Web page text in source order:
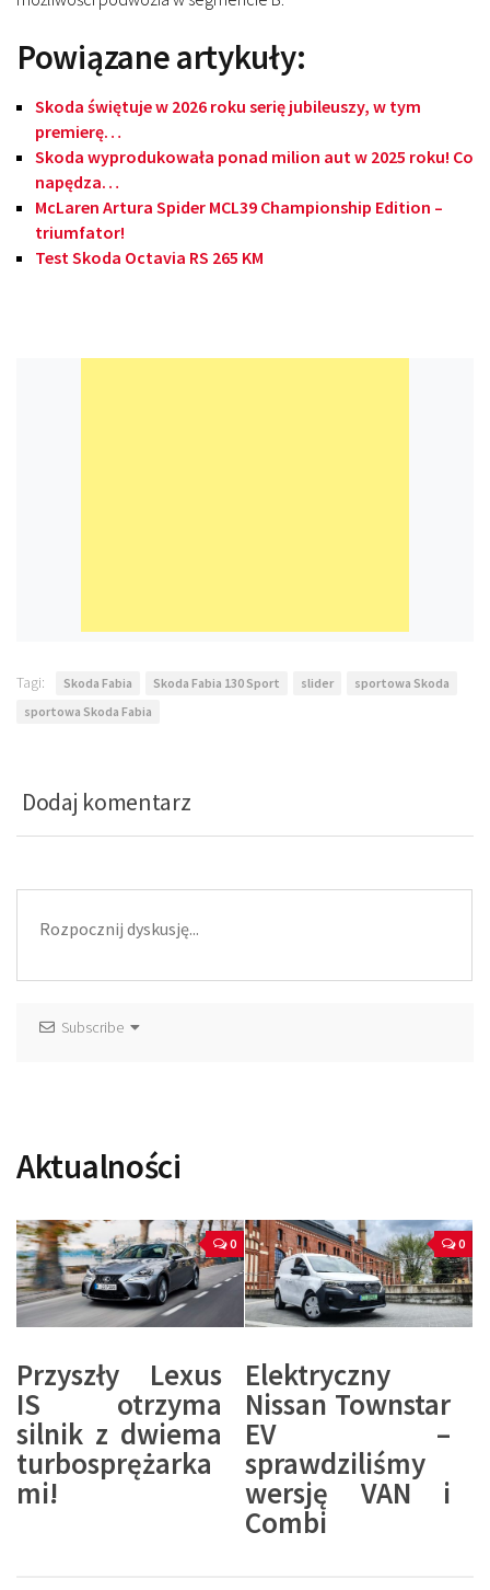
Powiązane artykuły:
Skoda świętuje w 2026 roku serię jubileuszy, w tym
premierę…
Skoda wyprodukowała ponad milion aut w 2025 roku! Co
napędza…
McLaren Artura Spider MCL39 Championship Edition –
triumfator!
Test Skoda Octavia RS 265 KM
Tagi: Skoda Fabia Skoda Fabia 130 Sport slider
sportowa Skoda
sportowa Skoda Fabia
Dodaj komentarz
Subscribe
Aktualności
0
Przyszły Lexus
IS otrzyma
silnik z dwiema
turbosprężarka
mi!
0
Elektryczny
Nissan Townstar
EV –
sprawdziliśmy
wersję VAN i
Combi